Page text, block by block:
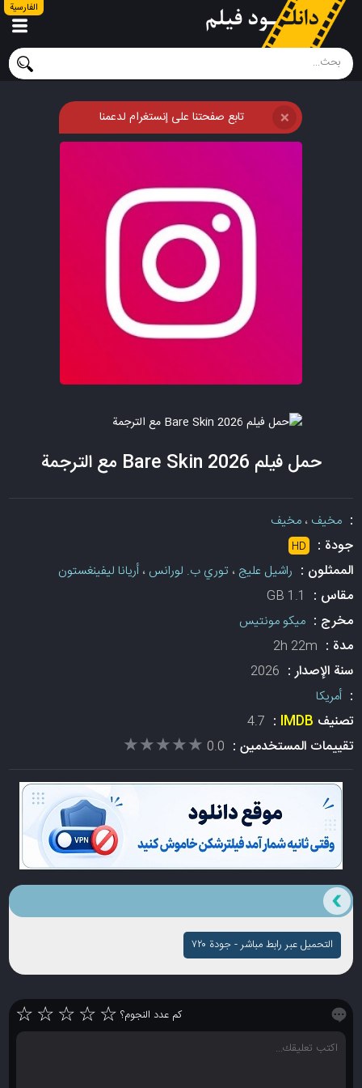
الفارسية
تابع صفحتنا على إنستغرام لدعمنا ❌
حمل فيلم Bare Skin 2026 مع الترجمة
:مخيف ،مخيف
جودة : HD
الممثلون : راشيل عليج ، توري ب. لورانس ،أريانا ليفينغستون
مقاس : 1.1 GB
مخرج :ميكو مونتيس
مدة : 2h 22m
سنة الإصدار : 2026
:أمريكا
تصنيف IMDB
:
4.7
تقييمات المستخدمين : 0.0
★★★★★
★★★★★
التحميل عبر رابط مباشر - جودة ۷۲۰
كم عدد النجوم؟ ☆
☆
☆
☆
☆